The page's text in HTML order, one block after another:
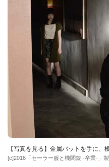
【写真を見る】金属バットを手に
[c]2016「セーラー服と機関銃 -卒業-」